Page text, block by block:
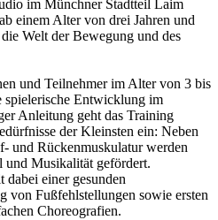
im Münchner Stadtteil Laim
einem Alter von drei Jahren und
Welt der Bewegung und des
und Teilnehmer im Alter von 3 bis
spielerische Entwicklung im
Anleitung geht das Training
der Kleinsten ein: Neben
und Rückenmuskulatur werden
Musikalität gefördert.
dabei einer gesunden
von Fußfehlstellungen sowie ersten
Choreografien.